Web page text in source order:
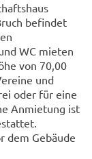
befindet
WC mieten
von 70,00
und
oder für eine
Anmietung ist
dem Gebäude